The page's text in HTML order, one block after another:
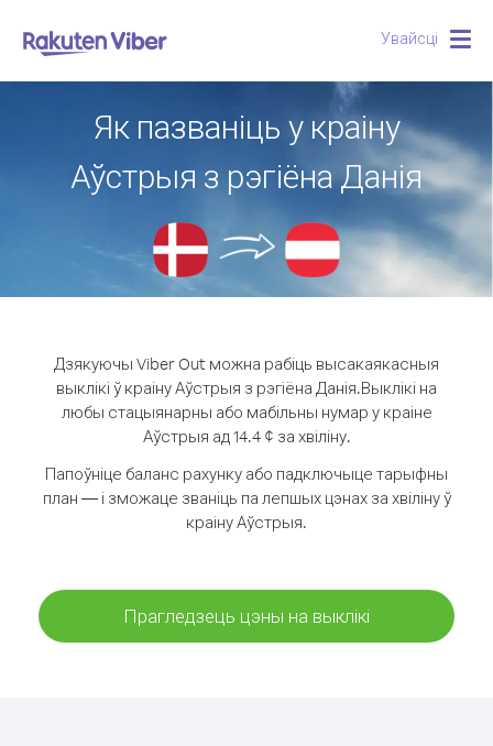
Увайсці
Як пазваніць у краіну
Аўстрыя з рэгіёна Данія
Дзякуючы Viber Out можна рабіць высакаякасныя
выклікі ў краіну Аўстрыя з рэгіёна Данія.Выклікі на
любы стацыянарны або мабільны нумар у краіне
Аўстрыя ад 14.4 ¢ за хвіліну.
Папоўніце баланс рахунку або падключыце тарыфны
план — і зможаце званіць па лепшых цэнах за хвіліну ў
краіну Аўстрыя.
Прагледзець цэны на выклікі